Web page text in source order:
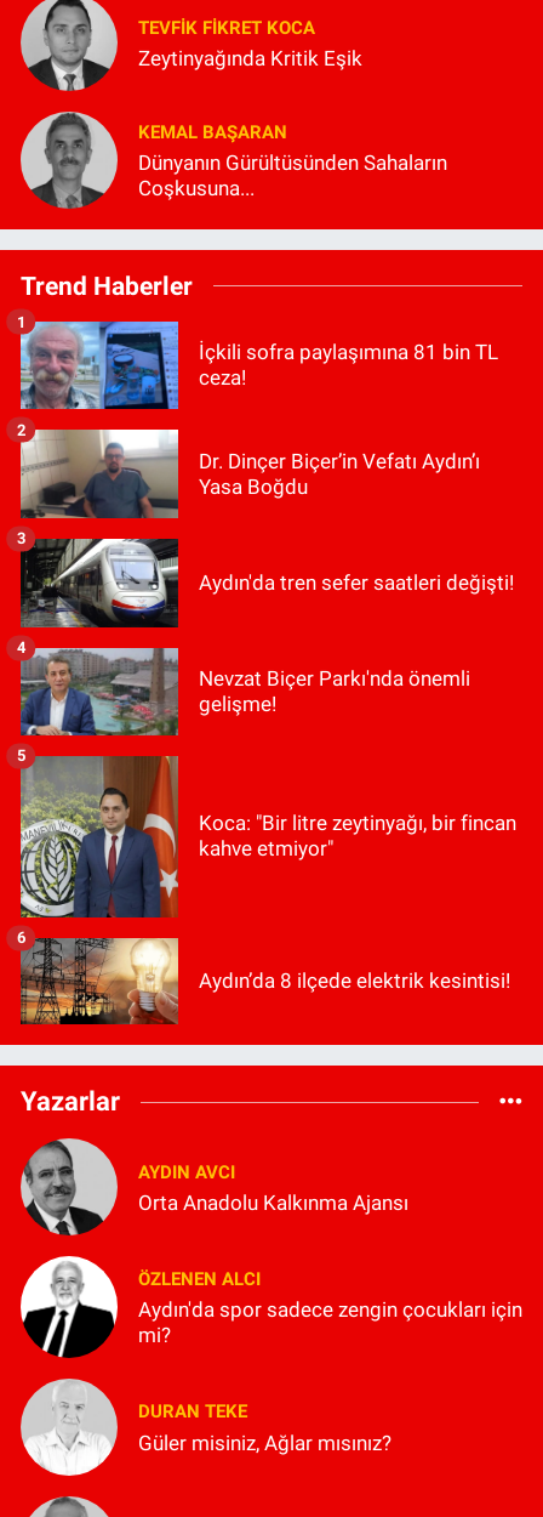
TEVFIK FIKRET KOCA
Zeytinyağında Kritik Eşik
KEMAL BAŞARAN
Dünyanın Gürültüsünden Sahaların
Coşkusuna...
Trend Haberler
İçkili sofra paylaşımına 81 bin TL
ceza!
1
Dr. Dinçer Biçer’in Vefatı Aydın’ı
Yasa Boğdu
2
Aydın'da tren sefer saatleri değişti!
3
Nevzat Biçer Parkı'nda önemli
gelişme!
4
Koca: "Bir litre zeytinyağı, bir fincan
kahve etmiyor"
5
Aydın’da 8 ilçede elektrik kesintisi!
6
Yazarlar
AYDIN AVCI
Orta Anadolu Kalkınma Ajansı
ÖZLENEN ALCI
Aydın'da spor sadece zengin çocukları için
mi?
DURAN TEKE
Güler misiniz, Ağlar mısınız?